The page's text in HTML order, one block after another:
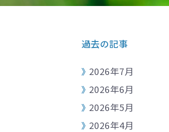
過去の記事
2026年7月
2026年6月
2026年5月
2026年4月